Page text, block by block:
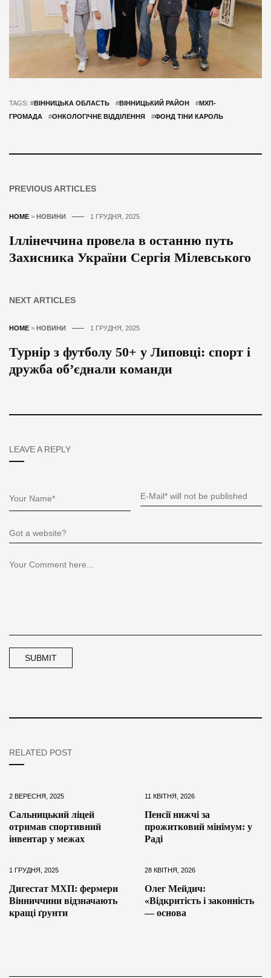
TAGS: #ВІННИЦЬКА ОБЛАСТЬ #ВІННИЦЬКИЙ РАЙОН #МХП-
ГРОМАДА
#ОНКОЛОГІЧНЕ ВІДДІЛЕННЯ #ФОНД ТІНИ КАРОЛЬ
PREVIOUS ARTICLES
HOME > НОВИНИ 1 ГРУДНЯ, 2025
Іллінеччина провела в останню путь
Захисника України Сергія Мілевського
NEXT ARTICLES
HOME > НОВИНИ 1 ГРУДНЯ, 2025
Турнір з футболу 50+ у Липовці: спорт і
дружба об’єднали команди
LEAVE A REPLY
RELATED POST
2 ВЕРЕСНЯ, 2025
Сальницький ліцей
отримав спортивний
інвентар у межах
11 КВІТНЯ, 2026
Пенсії нижчі за
прожитковий мінімум: у
Раді
1 ГРУДНЯ, 2025
Дигестат МХП: фермери
Вінниччини відзначають
кращі ґрунти
28 КВІТНЯ, 2026
Олег Мейдич:
«Відкритість і законність
— основа